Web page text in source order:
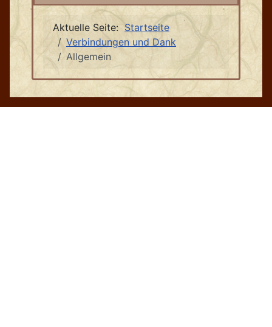
Aktuelle Seite:Startseite
Verbindungen und Dank
Allgemein